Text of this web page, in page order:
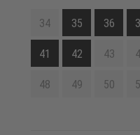
34 35 36
41 42 43
48 49 50